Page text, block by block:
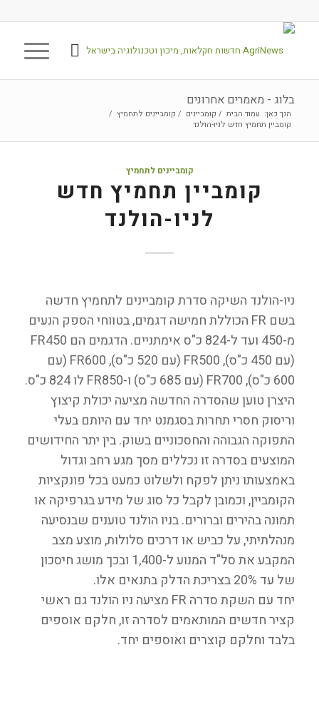
בלוג - מאמרים אחרונים
הנך כאן: עמוד הבית / קומביינים / קומביינים לתחמיץ /
קומביין תחמיץ חדש לניו-הולנד
קומביינים לתחמיץ
קומביין תחמיץ חדש
לניו-הולנד
ניו-הולנד השיקה סדרת קומביינים לתחמיץ חדשה
בשם FR הכוללת חמישה דגמים, בטווחי הספק הנעים
מ-450 ועד ל-824 כ"ס אימתניים. הדגמים הם FR450
(עם 450 כ"ס), FR500 (עם 520 כ"ס), FR600 (עם
600 כ"ס), FR700 (עם 685 כ"ס) ו-FR850 לו 824 כ"ס.
היצרן טוען שהסדרה החדשה מציעה יכולת קיצוץ
וריסוק חסרי תחרות בסגמנט יחד עם היותם בעלי
התפוקה הגבוהה והחסכוניים בשוק. בין יתר החידושים
המוצעים בסדרה זו נכללים מסך מגע רחב וגדול
באמצעותו ניתן לפקח ולשלוט כמעט בכל פונקציות
הקומביין, וכמובן לקבל כל סוג של מידע בגרפיקה או
תמונה בהירים וברורים. בניו הולנד טוענים שבנסיעה
מנהלתיתי, על כביש או דרכים סלולות, מוצע מצב
המקבע את סל"ד המנוע ל-1,400 ובכך מושג חיסכון
של עד 20% בצריכת הדלק בתנאים אלו.
יחד עם השקת סדרה FR מציעה ניו הולנד גם ראשי
קציר חדשים המותאמים לסדרה זו, חלקם אוספים
בלבד וחלקם קוצרים ואוספים יחד.